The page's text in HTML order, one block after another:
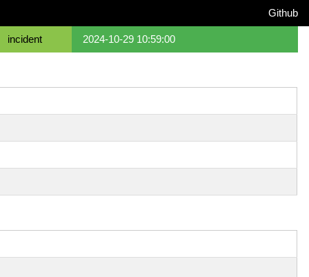
Github
incident 2024-10-29 10:59:00